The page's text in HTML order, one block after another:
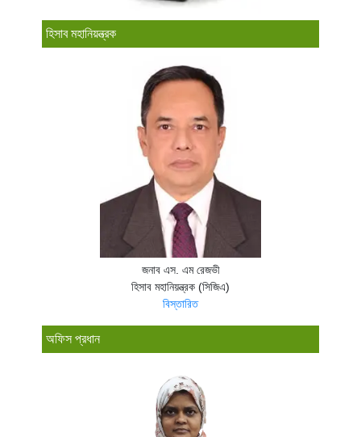
হিসাব মহানিয়ন্ত্রক
জনাব এস. এম রেজভী
হিসাব মহানিয়ন্ত্রক (সিজিএ)
বিস্তারিত
অফিস প্রধান